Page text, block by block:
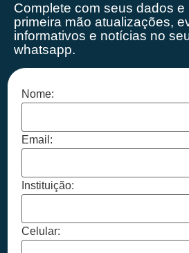
Complete com seus dados e
primeira mão atualizações,
informativos e notícias no
whatsapp.
Nome:
Email:
Instituição:
Celular: